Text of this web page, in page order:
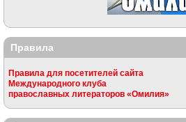
Правила
Правила для посетителей сайта
Международного клуба
православных литераторов «Омилия»